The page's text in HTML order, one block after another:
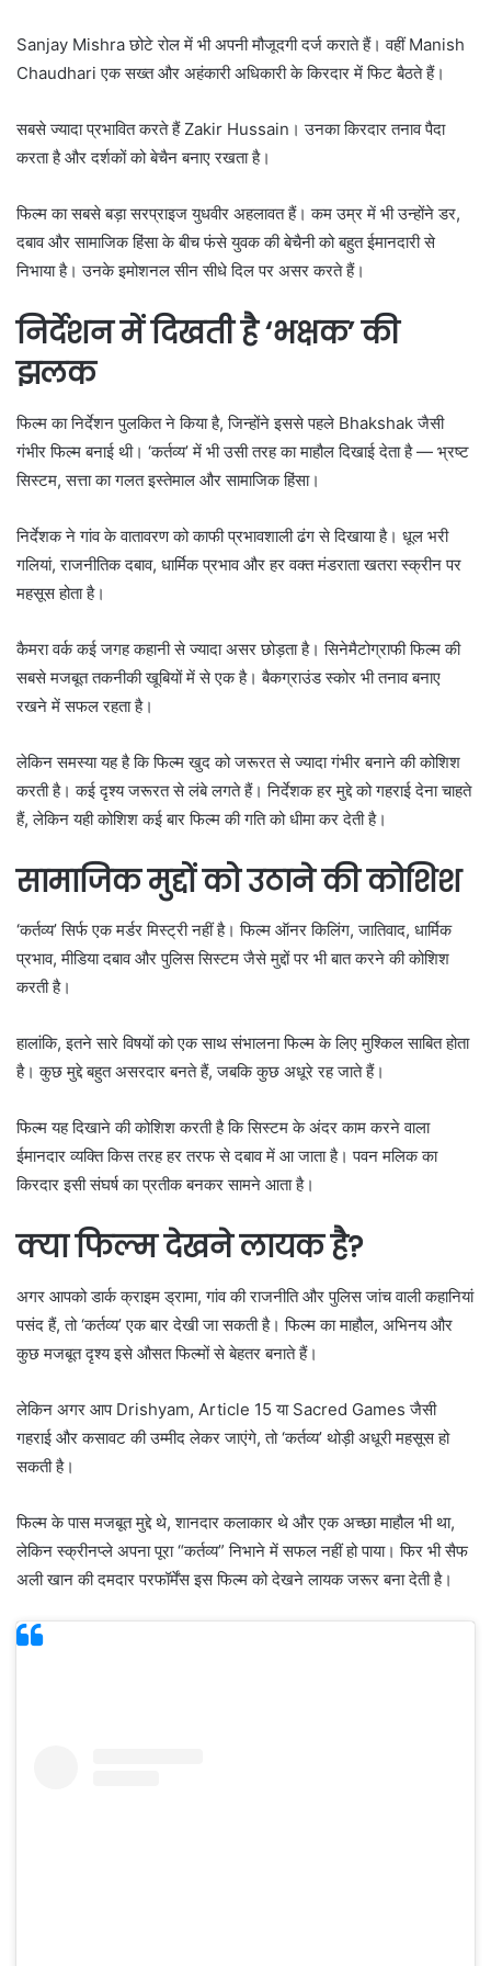
Sanjay Mishraछोटे रोल में भी अपनी मौजूदगी दर्ज कराते हैं। वहींManish
Chaudhari एक सख्त और अहंकारी अधिकारी के किरदार में फिट बैठते हैं।
सबसे ज्यादा प्रभावित करते हैं Zakir Hussain । उनका किरदार तनाव पैदा
करता है और दर्शकों को बेचैन बनाए रखता है।
फिल्म का सबसे बड़ा सरप्राइज युधवीर अहलावत हैं। कम उम्र में भी उन्होंने डर,
दबाव और सामाजिक हिंसा के बीच फंसे युवक की बेचैनी को बहुत ईमानदारी से
निभाया है। उनके इमोशनल सीन सीधे दिल पर असर करते हैं।
निर्देशन में दिखती है ‘भक्षक’ की
झलक
फिल्म का निर्देशन पुलकित ने किया है, जिन्होंने इससे पहले Bhakshakजैसी
गंभीर फिल्म बनाई थी। ‘कर्तव्य’ में भी उसी तरह का माहौल दिखाई देता है — भ्रष्ट
सिस्टम, सत्ता का गलत इस्तेमाल और सामाजिक हिंसा।
निर्देशक ने गांव के वातावरण को काफी प्रभावशाली ढंग से दिखाया है। धूल भरी
गलियां, राजनीतिक दबाव, धार्मिक प्रभाव और हर वक्त मंडराता खतरा स्क्रीन पर
महसूस होता है।
कैमरा वर्क कई जगह कहानी से ज्यादा असर छोड़ता है। सिनेमैटोग्राफी फिल्म की
सबसे मजबूत तकनीकी खूबियों में से एक है। बैकग्राउंड स्कोर भी तनाव बनाए
रखने में सफल रहता है।
लेकिन समस्या यह है कि फिल्म खुद को जरूरत से ज्यादा गंभीर बनाने की कोशिश
करती है। कई दृश्य जरूरत से लंबे लगते हैं। निर्देशक हर मुद्दे को गहराई देना चाहते
हैं, लेकिन यही कोशिश कई बार फिल्म की गति को धीमा कर देती है।
सामाजिक मुद्दों को उठाने की कोशिश
‘कर्तव्य’ सिर्फ एक मर्डर मिस्ट्री नहीं है। फिल्म ऑनर किलिंग, जातिवाद, धार्मिक
प्रभाव, मीडिया दबाव और पुलिस सिस्टम जैसे मुद्दों पर भी बात करने की कोशिश
करती है।
हालांकि, इतने सारे विषयों को एक साथ संभालना फिल्म के लिए मुश्किल साबित होता
है। कुछ मुद्दे बहुत असरदार बनते हैं, जबकि कुछ अधूरे रह जाते हैं।
फिल्म यह दिखाने की कोशिश करती है कि सिस्टम के अंदर काम करने वाला
ईमानदार व्यक्ति किस तरह हर तरफ से दबाव में आ जाता है। पवन मलिक का
किरदार इसी संघर्ष का प्रतीक बनकर सामने आता है।
क्या फिल्म देखने लायक है?
अगर आपको डार्क क्राइम ड्रामा, गांव की राजनीति और पुलिस जांच वाली कहानियां
पसंद हैं, तो ‘कर्तव्य’ एक बार देखी जा सकती है। फिल्म का माहौल, अभिनय और
कुछ मजबूत दृश्य इसे औसत फिल्मों से बेहतर बनाते हैं।
लेकिन अगर आप Drishyam, Article 15 या Sacred Games जैसी
गहराई और कसावट की उम्मीद लेकर जाएंगे, तो ‘कर्तव्य’ थोड़ी अधूरी महसूस हो
सकती है।
फिल्म के पास मजबूत मुद्दे थे, शानदार कलाकार थे और एक अच्छा माहौल भी था,
लेकिन स्क्रीनप्ले अपना पूरा “कर्तव्य” निभाने में सफल नहीं हो पाया। फिर भी सैफ
अली खान की दमदार परफॉर्मेंस इस फिल्म को देखने लायक जरूर बना देती है।